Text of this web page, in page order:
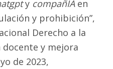
y compañIAen
y prohibición”,
Derecho a la
docente y mejora
de 2023,